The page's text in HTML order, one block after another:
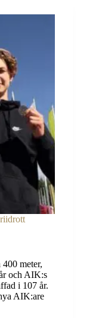
meter,
och AIK:s
i 107 år.
AIK:are